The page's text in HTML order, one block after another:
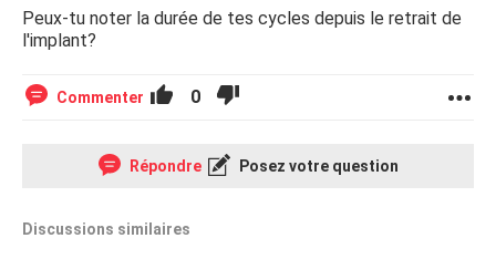
Peux-tu noter la durée de tes cycles depuis le retrait de
l'implant?
Commenter 0
Répondre Posez votre question
Discussions similaires